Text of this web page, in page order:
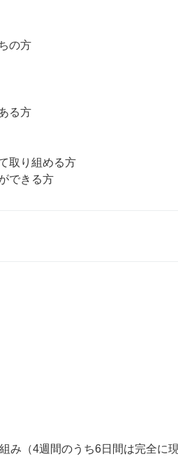
の方
る方
取り組める方